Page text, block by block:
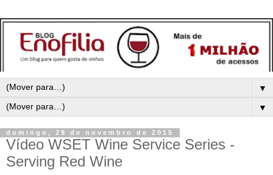
▼
▼
domingo, 29 de novembro de 2015
Vídeo WSET Wine Service Series -
Serving Red Wine